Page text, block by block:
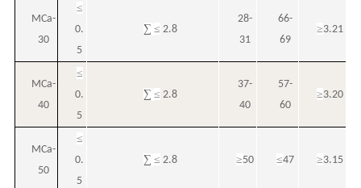
MCa-
30
≤
0.
5
∑ ≤ 2.8
28-
31
66-
69
≥3.21
MCa-
40
≤
0.
5
∑ ≤ 2.8
37-
40
57-
60
≥3.20
MCa-
50
≤
0.
5
∑ ≤ 2.8 ≥50 ≤47 ≥3.15